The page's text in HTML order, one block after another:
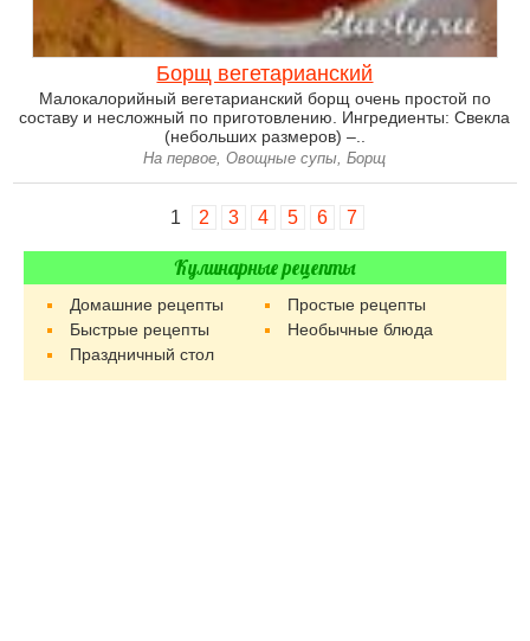
Борщ вегетарианский
Малокалорийный вегетарианский борщ очень простой по
составу и несложный по приготовлению. Ингредиенты: Свекла
(небольших размеров) –..
На первое, Овощные супы, Борщ
1 2 3 4 5 6 7
Кулинарные рецепты
Домашние рецепты
Простые рецепты
Быстрые рецепты
Необычные блюда
Праздничный стол